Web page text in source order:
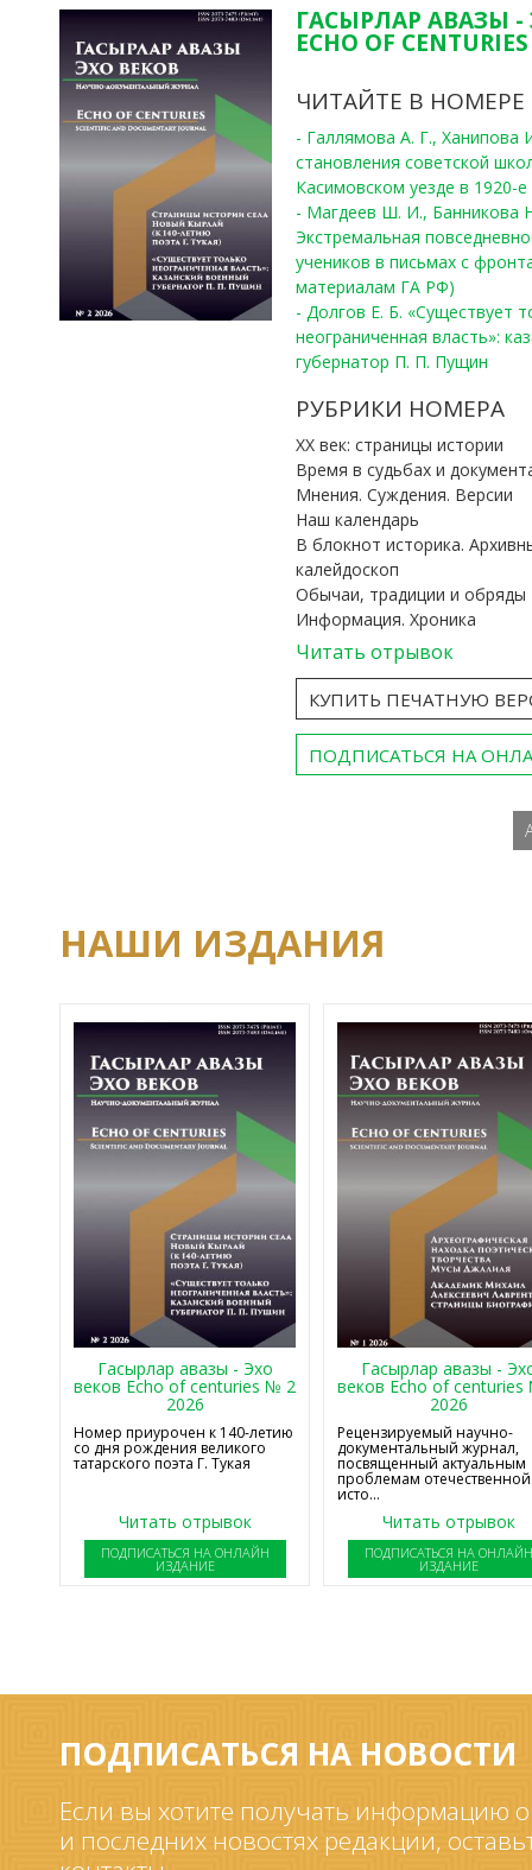
ГАСЫРЛАР АВАЗЫ -
ECHO OF
ЧИТАЙТЕ В НОМЕРЕ
- Галлямова А. Г.,
становления советской
Касимовском уезде в 1920-е
- Магдеев Ш. И., Банникова
Экстремальная
учеников в письмах с
материалам ГА РФ)
- Долгов Е. Б. «Существует
неограниченная власть»:
губернатор П. П. Пущин
РУБРИКИ НОМЕРА
ХХ век: страницы истории
Время в судьбах и
Мнения. Суждения. Версии
Наш календарь
В блокнот историка.
калейдоскоп
Обычаи, традиции и обряды
Информация. Хроника
Читать отрывок
КУПИТЬ ПЕЧАТНУЮ
ПОДПИСАТЬСЯ НА
НАШИ ИЗДАНИЯ
Гасырлар авазы - Эхо
веков Echo of centuries № 2
2026
Номер приурочен к 140-летию
со дня рождения великого
татарского поэта Г. Тукая
Читать отрывок
ПОДПИСАТЬСЯ НА ОНЛАЙН
ИЗДАНИЕ
Гасырлар авазы -
веков Echo of
2026
Рецензируемый научно-
документальный журнал,
посвященный актуальным
проблемам отечественной
исто...
Читать отрывок
ПОДПИСАТЬСЯ НА
ИЗДАНИЕ
ПОДПИСАТЬСЯ НА НОВОСТИ
Если вы хотите получать информацию
и последних новостях редакции,